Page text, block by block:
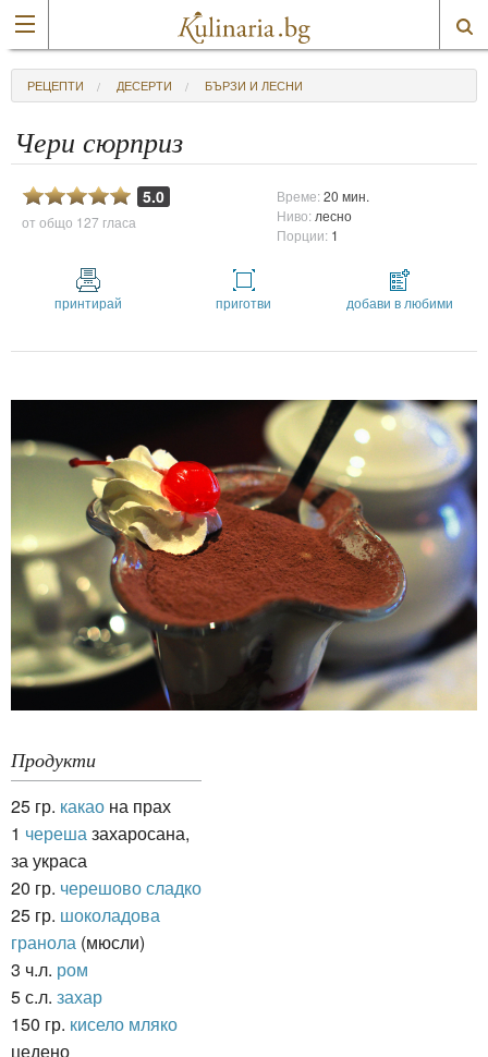
РЕЦЕПТИ ДЕСЕРТИ БЪРЗИ И ЛЕСНИ
Чери сюрприз
5.0
от общо 127 гласа
Време:20 мин.
Ниво: лесно
Порции: 1
принтирай приготви добави в любими
Продукти
25 гр. какао на прах
1 череша захаросана,
за украса
20 гр. черешово сладко
25 гр. шоколадова
гранола (мюсли)
3 ч.л. ром
5 с.л. захар
150 гр. кисело мляко
цедено